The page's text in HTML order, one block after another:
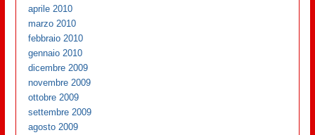
aprile 2010
marzo 2010
febbraio 2010
gennaio 2010
dicembre 2009
novembre 2009
ottobre 2009
settembre 2009
agosto 2009